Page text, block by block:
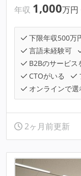
年収 1,000万円
下限年収500万
言語未経験可
B2Bのサービス
CTOがいる
オンラインで
2ヶ月前更新